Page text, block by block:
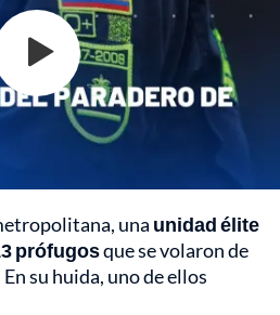
una unidad élite
prófugosque se volaron de
su huida, uno de ellos